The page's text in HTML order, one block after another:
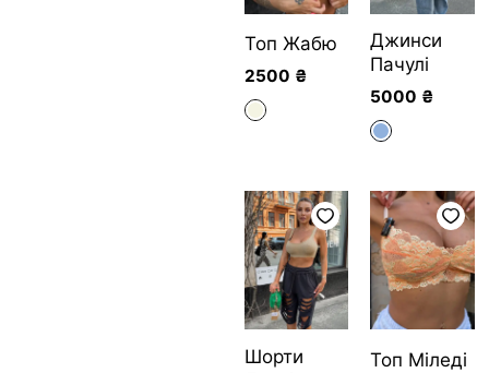
Топ Жабю
2500 ₴
Джинси
Пачулі
5000 ₴
Шорти
Топ Міледі